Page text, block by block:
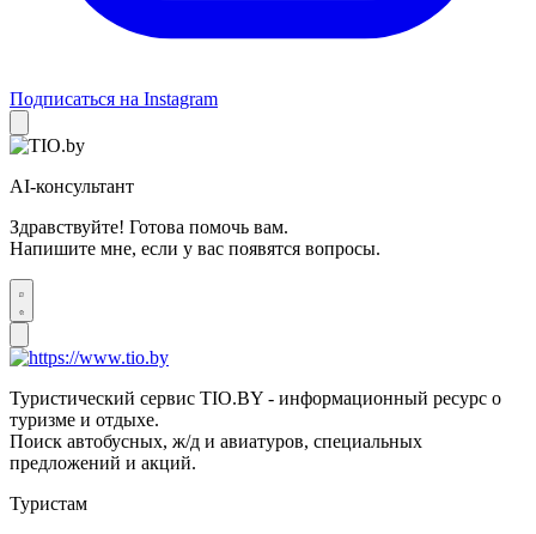
Подписаться на Instagram
AI-консультант
Здравствуйте! Готова помочь вам.
Напишите мне, если у вас появятся вопросы.
Туристический сервис TIO.BY - информационный ресурс о
туризме и отдыхе.
Поиск автобусных, ж/д и авиатуров, специальных
предложений и акций.
Туристам